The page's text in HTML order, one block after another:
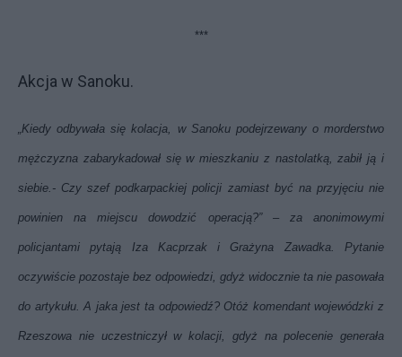
***
Akcja w Sanoku.
„Kiedy odbywała się kolacja, w Sanoku podejrzewany o morderstwo
mężczyzna zabarykadował się w mieszkaniu z nastolatką, zabił ją i
siebie.- Czy szef podkarpackiej policji zamiast być na przyjęciu nie
powinien na miejscu dowodzić operacją?” – za anonimowymi
policjantami pytają Iza Kacprzak i Grażyna Zawadka. Pytanie
oczywiście pozostaje bez odpowiedzi, gdyż widocznie ta nie pasowała
do artykułu. A jaka jest ta odpowiedź? Otóż komendant wojewódzki z
Rzeszowa nie uczestniczył w kolacji, gdyż na polecenie generała